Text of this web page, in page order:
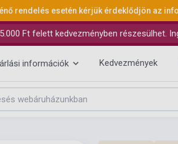
rendelés esetén kérjük érdeklődjön az
Ft felett kedvezményben részesülhet.
információk Kedvezmények